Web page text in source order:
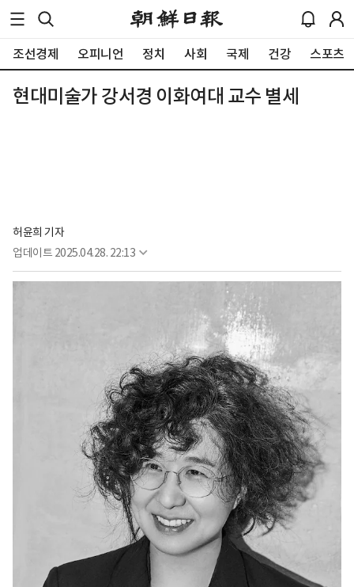
조선경제 오피니언 정치 사회 국제 건강 스포츠
현대미술가 강서경 이화여대 교수 별세
허윤희 기자
업데이트 2025.04.28. 22:13